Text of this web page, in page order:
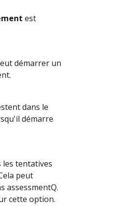
est
démarrer un
dans le
démarre
tentatives
peut
assessmentQ.
cette option.